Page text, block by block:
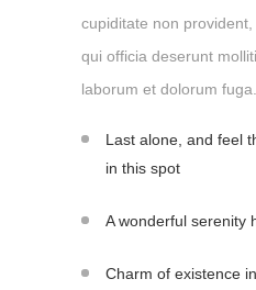
cupiditate non
qui officia deserunt
laborum et dolorum fuga.
Last alone, and feel
in this spot
A wonderful serenity
Charm of existence